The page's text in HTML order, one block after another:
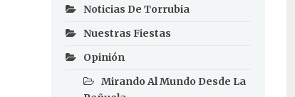
Noticias De Torrubia
Nuestras Fiestas
Opinión
Mirando Al Mundo Desde La